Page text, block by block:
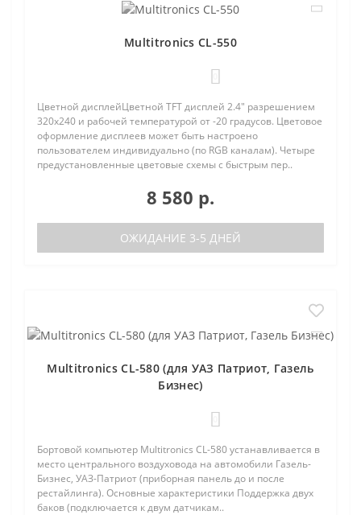
Multitronics CL-550
Цветной дисплейЦветной TFT дисплей 2.4" разрешением
320х240 и рабочей температурой от -20 градусов. Цветовое
оформление дисплеев может быть настроено
пользователем индивидуально (по RGB каналам). Четыре
предустановленные цветовые схемы с быстрым пер..
8 580 р.
ОЖИДАНИЕ 3-5 ДНЕЙ
Multitronics CL-580 (для УАЗ Патриот, Газель
Бизнес)
Бортовой компьютер Multitronics CL-580 устанавливается в
место центрального воздуховода на автомобили Газель-
Бизнес, УАЗ-Патриот (приборная панель до и после
рестайлинга). Основные характеристики Поддержка двух
баков (подключается к двум датчикам..